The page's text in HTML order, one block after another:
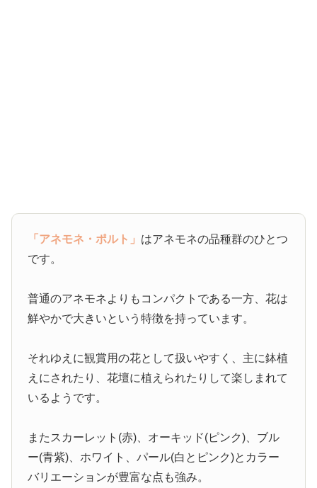
「アネモネ・ポルト」 はアネモネの品種群のひとつ
です。
普通のアネモネよりもコンパクトである一方、花は
鮮やかで大きいという特徴を持っています。
それゆえに観賞用の花として扱いやすく、主に鉢植
えにされたり、花壇に植えられたりして楽しまれて
いるようです。
またスカーレット(赤)、オーキッド(ピンク)、ブル
ー(青紫)、ホワイト、パール(白とピンク)とカラー
バリエーションが豊富な点も強み。